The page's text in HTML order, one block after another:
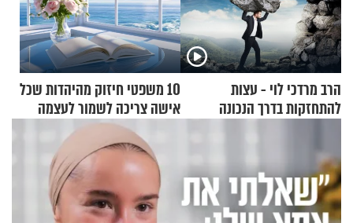
הרב מרדכי לוי - עצות
להתחזקות בדרך הנכונה
10 משפטי חיזוק מהיהדות שכל
אישה צריכה לשמור לעצמה